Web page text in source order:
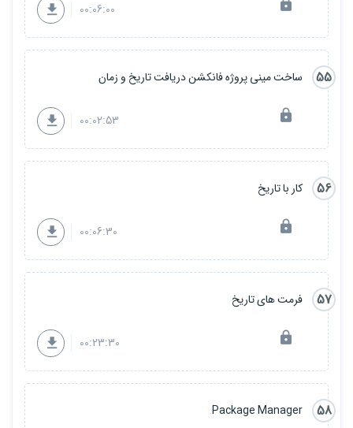
00:06:00
55 ساخت مینی پروژه فانکشن دریافت تاریخ و زمان
00:02:53
56 کار با تاریخ
00:06:30
57 فرمت های تاریخ
00:23:30
58
Package Manager